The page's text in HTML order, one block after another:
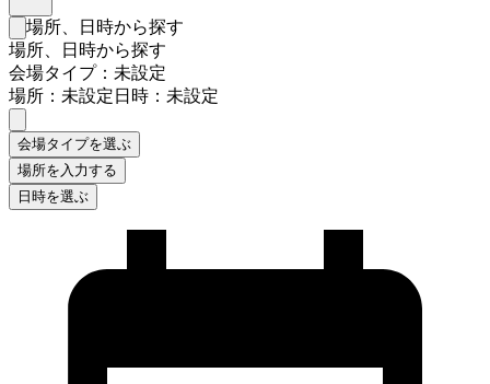
検索フォームを閉じる
場所、日時から探す
場所、日時から探す
会場タイプ：未設定
場所：未設定日時：未設定
会場タイプを選ぶ
場所を入力する
日時を選ぶ